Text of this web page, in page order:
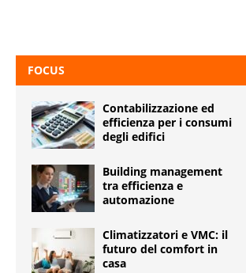
FOCUS
Contabilizzazione ed
efficienza per i consumi
degli edifici
Building management
tra efficienza e
automazione
Climatizzatori e VMC: il
futuro del comfort in
casa